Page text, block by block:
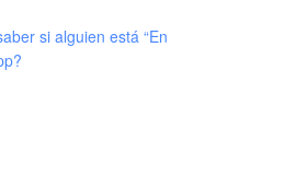
si alguien está “En